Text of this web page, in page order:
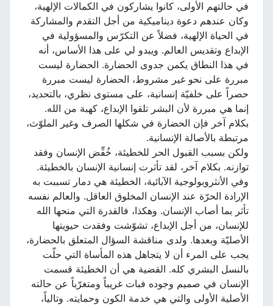
في حالتهم الأولى، كانوا يشاركون في الكمالات الإلهية،
وكان عندهم دعوة ديناميكية من أجل التقدم والمشاركة
في الحياة الإلهية، فضلاً عن التكرّس والمسؤولية في
الإبداع وتقديس العالم. ويبدو لي على هذا الأساس، أنه
في هذا النطاق يكمن جدوى الحضارة. الحضارة ليست
مبررة على نحو غير مشروط، الحضارة ليست مبررة
حصراً على خلفيّة إنسانية، على مستوى نظري، بالتحديد،
إنما هي مبررة لأن البشر تلقوا الإبداع، كهبة من الله.
بكلام آخر فإن الحضارة في شكلها الصرف وغير الملوّث،
مرتبطة بالأصالة الإنسانية.
ولكن بسبب القبول الحر للخطيئة، خُفِّض الإنسان وفقد
توازنه. بكلام آخر، لقد تأثرت إنسانية الإنسان بالخطيئة.
وفي الأنثروبولوجية الآبائية، الخطيئة هي دمار تسببت به
الإرادة الحرّة عند الإنسان المخلوق العاقل. والعالم نفسه
تأثر بما أصاب الإنسان. وهكذا، فالقدرة التي منحها الله
للإنسان، من أجل الإبداع، تشوّشت وفقدت حيويتها
الأصليّة وبعدها. ولدى مناقشة السؤال المتعلق بالحضارة،
يجب على المرء أن لا يتجاهل هذه المأساة التي حلّت
بالنسل البشري كله. القضية هي أن الخطيئة قسمت
الإنسان في صميم وجوده فبات غريباً ومتغرّباً عن حالته
الأصلية الأولى والتي هي خدمة الكون وحمايته. وتالياً،